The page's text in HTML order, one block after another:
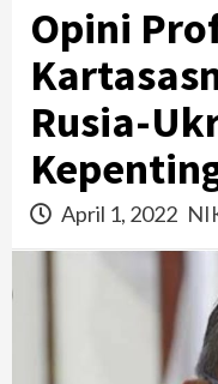
Opini
Rusia-
April 1, 2022